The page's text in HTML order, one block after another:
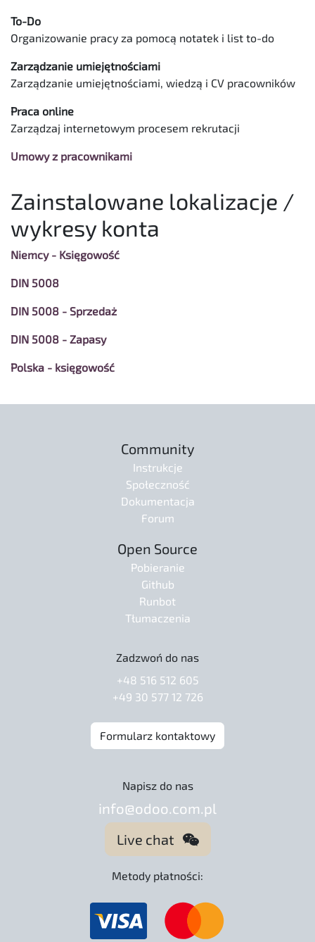
To-Do
Organizowanie pracy za pomocą notatek i list to-do
Zarządzanie umiejętnościami
Zarządzanie umiejętnościami, wiedzą i CV pracowników
Praca online
Zarządzaj internetowym procesem rekrutacji
Umowy z pracownikami
Zainstalowane lokalizacje /
wykresy konta
Niemcy - Księgowość
DIN 5008
DIN 5008 - Sprzedaż
DIN 5008 - Zapasy
Polska - księgowość
Community
Instrukcje
Społeczność
Dokumentacja
Forum
Open Source
Pobieranie
Github
Runbot
Tłumaczenia
Zadzwoń do nas
+48 516 512 605
+49 30 577 12 726
Formularz kontaktowy
Napisz do nas
info@odoo.com.pl
Live chat
Metody płatności: